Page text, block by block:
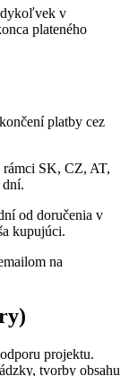
v
plateného
platby cez
SK, CZ, AT,
od doručenia v
kupujúci.
na
projektu.
tvorby obsahu